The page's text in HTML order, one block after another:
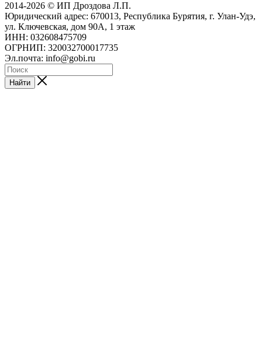
2014-2026 © ИП Дроздова Л.П.
Юридический адрес: 670013, Республика Бурятия, г. Улан-Удэ,
ул. Ключевская, дом 90А, 1 этаж
ИНН: 032608475709
ОГРНИП: 320032700017735
Эл.почта: info@gobi.ru
Найти